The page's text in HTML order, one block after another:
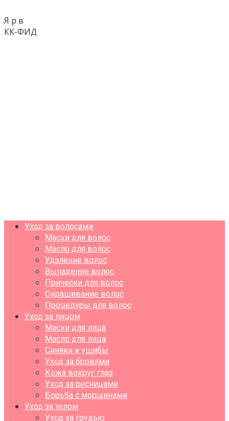
Я р в
КК-ФИД
Уход за волосами
Маски для волос
Масло для волос
Удаление волос
Выпадение волос
Прически для волос
Окрашивание волос
Процедуры для волос
Уход за лицом
Маски для лица
Масло для лица
Синяки и ушибы
Уход за бровями
Кожа вокруг глаз
Уход за ресницами
Борьба с морщинами
Уход за телом
Уход за грудью